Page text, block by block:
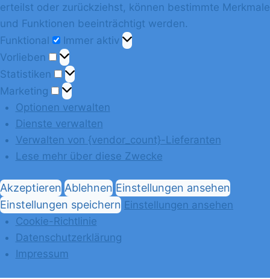
erteilst oder zurückziehst, können bestimmte Merkmale
und Funktionen beeinträchtigt werden.
Funktional
Immer aktiv
Vorlieben
Statistiken
Marketing
Optionen verwalten
Dienste verwalten
Verwalten von {vendor_count}-Lieferanten
Lese mehr über diese Zwecke
Akzeptieren Ablehnen Einstellungen ansehen
Einstellungen speichern Einstellungen ansehen
Cookie-Richtlinie
Datenschutzerklärung
Impressum